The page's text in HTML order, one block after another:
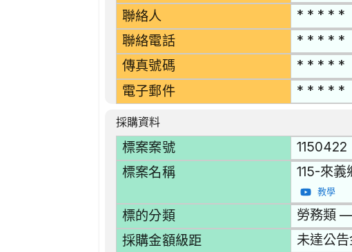
聯絡人 * * * * *
聯絡電話 * * * * *
傳真號碼 * * * * *
電子郵件 * * * * *
採購資料
標案案號 1150422
標案名稱 115-來
教學
標的分類 勞務類
採購金額級距 未達公